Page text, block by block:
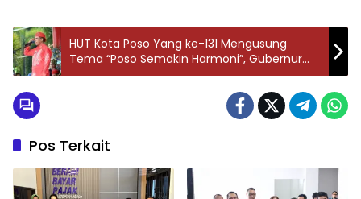
HUT Kota Poso Yang ke-131 Mengusung
Tema “Poso Semakin Harmoni”, Gubernur
Sulteng: Harus Jadi Energi Baru Untuk
Mendorong Kemajuan Daerah
Pos Terkait